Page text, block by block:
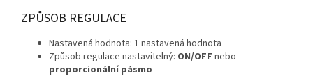
ZPŮSOB REGULACE
Nastavená hodnota: 1 nastavená hodnota
Způsob regulace nastavitelný: ON/OFF nebo
proporcionální pásmo